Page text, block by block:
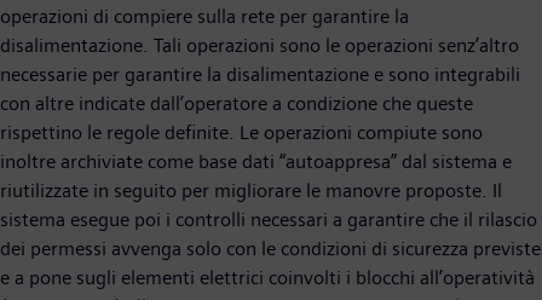
operazioni di compiere sulla rete per garantire la
disalimentazione. Tali operazioni sono le operazioni senz’altro
necessarie per garantire la disalimentazione e sono integrabili
con altre indicate dall’operatore a condizione che queste
rispettino le regole definite. Le operazioni compiute sono
inoltre archiviate come base dati “autoappresa” dal sistema e
riutilizzate in seguito per migliorare le manovre proposte. Il
sistema esegue poi i controlli necessari a garantire che il rilascio
dei permessi avvenga solo con le condizioni di sicurezza previste
e a pone sugli elementi elettrici coinvolti i blocchi all’operatività